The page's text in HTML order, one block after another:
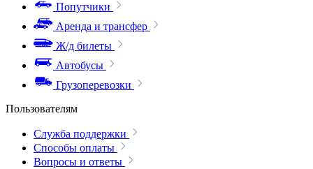
Попутчики
Аренда и трансфер
Ж/д билеты
Автобусы
Грузоперевозки
Пользователям
Служба поддержки
Способы оплаты
Вопросы и ответы